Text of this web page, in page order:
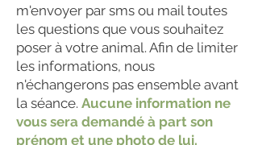
m'envoyer par sms ou mail toutes
les questions que vous souhaitez
poser à votre animal. Afin de limiter
les informations, nous
n'échangerons pas ensemble avant
la séance. Aucune information ne
vous sera demandé à part son
prénom et une photo de lui.